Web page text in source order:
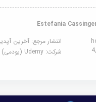
انتشار مرجع:آخرین آپدیت
شرکت:Udemy (یودمی)